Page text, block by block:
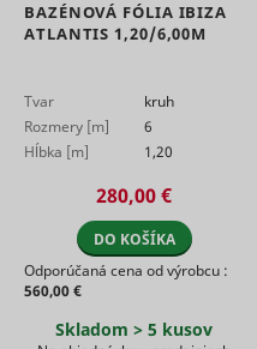
BAZÉNOVÁ FÓLIA IBIZA
ATLANTIS 1,20/6,00M
Tvar
kruh
Rozmery [m]
6
Hĺbka [m]
1,20
280,00 €
DO KOŠÍKA
Odporúčaná cena od výrobcu :
560,00 €
Skladom > 5 kusov